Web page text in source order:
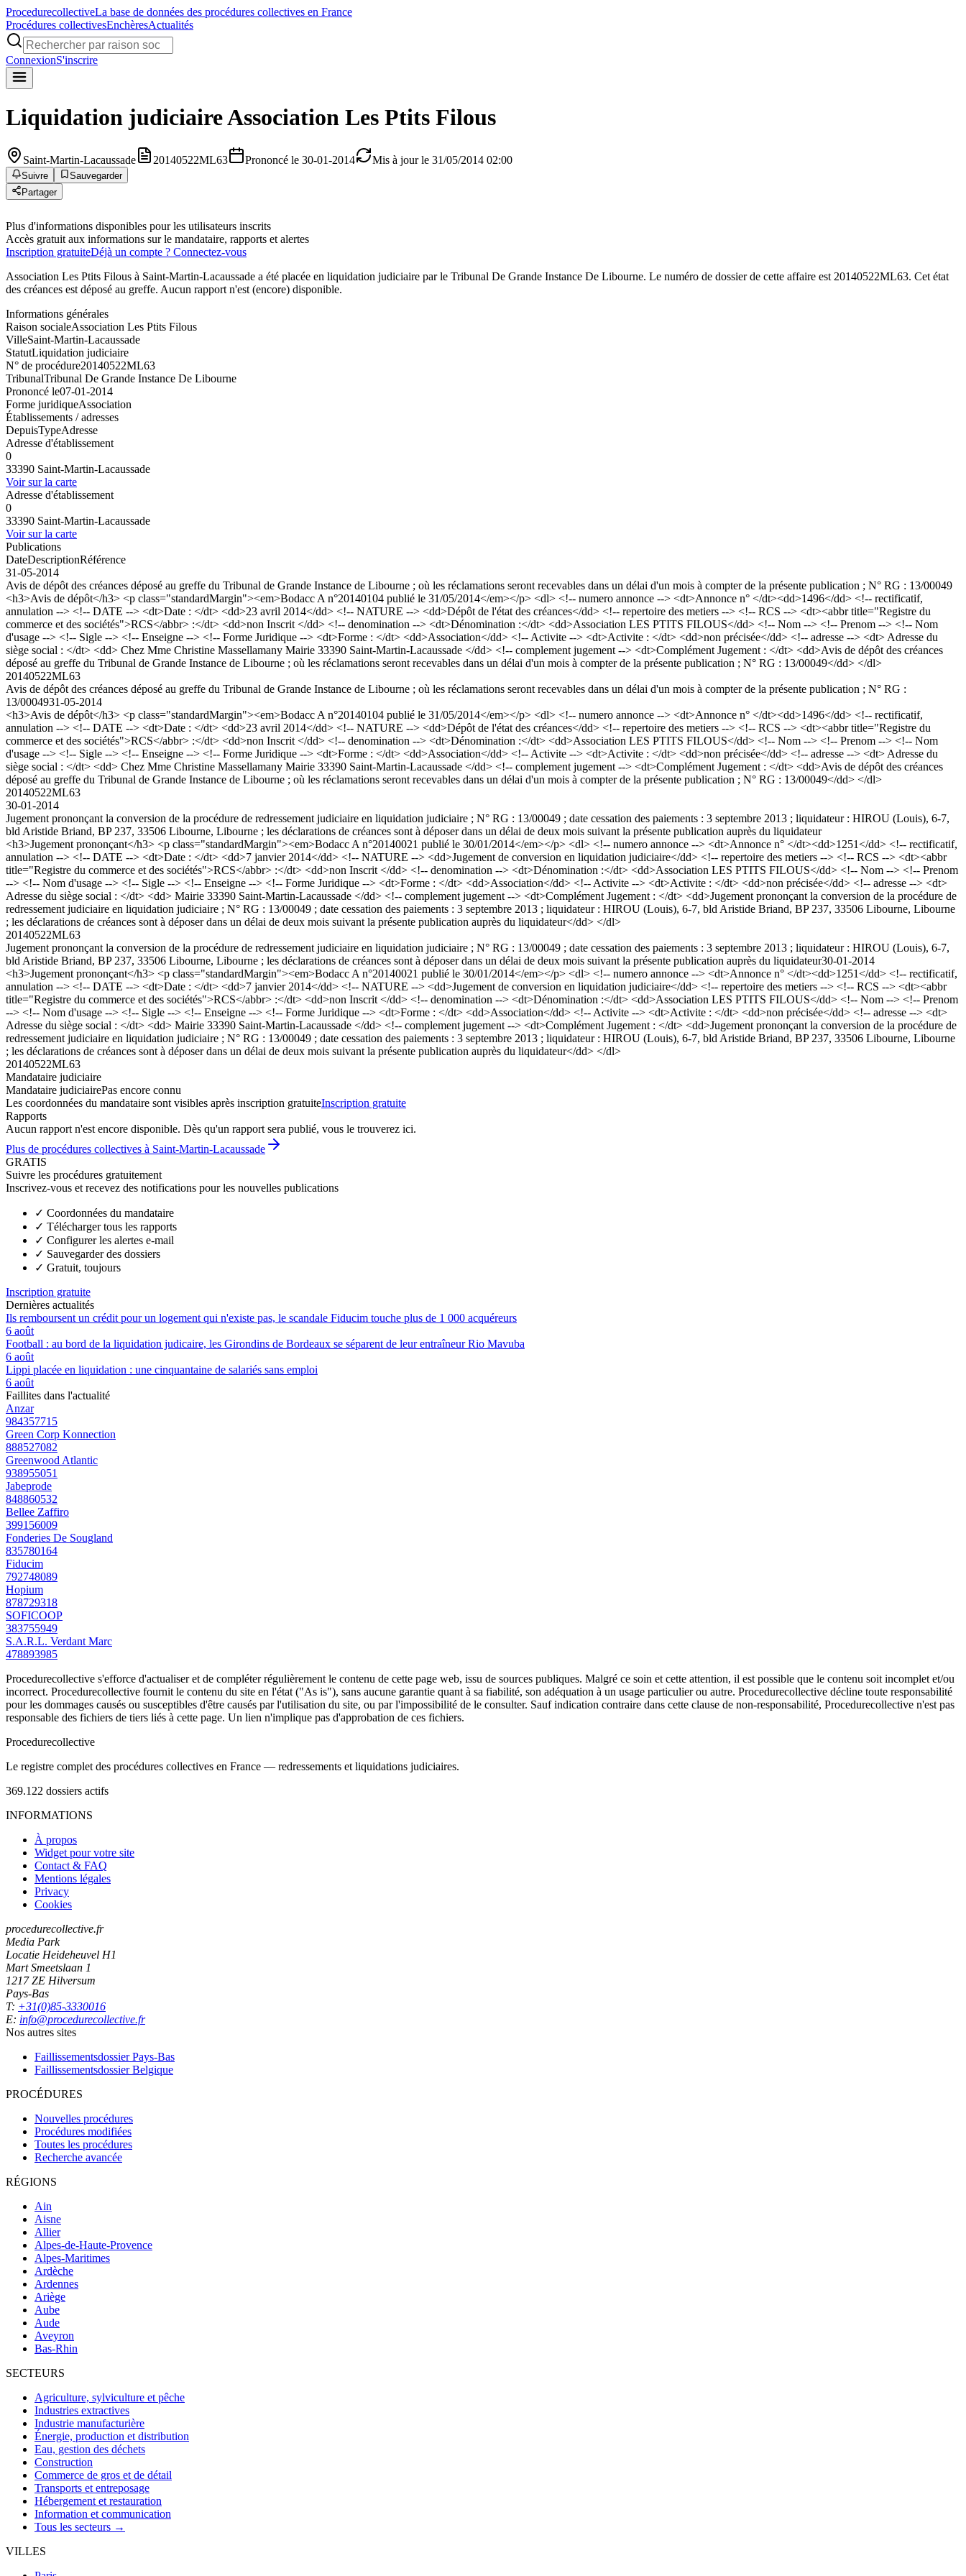
ProcedurecollectiveLa base de données des procédures collectives en France
Procédures collectivesEnchèresActualités
ConnexionS'inscrire
Liquidation judiciaireAssociation Les Ptits Filous
Saint-Martin-Lacaussade 20140522ML63 Prononcé le 30-01-2014 Mis à jour le 31/05/2014 02:00
Suivre
Sauvegarder
Partager
Plus d'informations disponibles pour les utilisateurs inscrits
Accès gratuit aux informations sur le mandataire, rapports et alertes
Inscription gratuiteDéjà un compte ? Connectez-vous
Association Les Ptits Filous à Saint-Martin-Lacaussade a été placée en liquidation judiciaire par le Tribunal De Grande Instance De Libourne. Le numéro de dossier de cette affaire est 20140522ML63. Cet état
des créances est déposé au greffe. Aucun rapport n'est (encore) disponible.
Informations générales
Raison socialeAssociation Les Ptits Filous
VilleSaint-Martin-Lacaussade
StatutLiquidation judiciaire
N° de procédure20140522ML63
TribunalTribunal De Grande Instance De Libourne
Prononcé le07-01-2014
Forme juridiqueAssociation
Établissements / adresses
DepuisTypeAdresse
Adresse d'établissement
0
33390 Saint-Martin-Lacaussade
Voir sur la carte
Adresse d'établissement
0
33390 Saint-Martin-Lacaussade
Voir sur la carte
Publications
DateDescriptionRéférence
31-05-2014
Avis de dépôt des créances déposé au greffe du Tribunal de Grande Instance de Libourne ; où les réclamations seront recevables dans un délai d'un mois à compter de la présente publication ; N° RG : 13/00049
<h3>Avis de dépôt</h3> <p class="standardMargin"><em>Bodacc A n°20140104 publié le 31/05/2014</em></p> <dl> <!-- numero annonce --> <dt>Annonce n° </dt><dd>1496</dd> <!-- rectificatif,
annulation --> <!-- DATE --> <dt>Date : </dt> <dd>23 avril 2014</dd> <!-- NATURE --> <dd>Dépôt de l'état des créances</dd> <!-- repertoire des metiers --> <!-- RCS --> <dt><abbr title="Registre du
commerce et des sociétés">RCS</abbr> :</dt> <dd>non Inscrit </dd> <!-- denomination --> <dt>Dénomination :</dt> <dd>Association LES PTITS FILOUS</dd> <!-- Nom --> <!-- Prenom --> <!-- Nom
d'usage --> <!-- Sigle --> <!-- Enseigne --> <!-- Forme Juridique --> <dt>Forme : </dt> <dd>Association</dd> <!-- Activite --> <dt>Activite : </dt> <dd>non précisée</dd> <!-- adresse --> <dt> Adresse du
siège social : </dt> <dd> Chez Mme Christine Massellamany Mairie 33390 Saint-Martin-Lacaussade </dd> <!-- complement jugement --> <dt>Complément Jugement : </dt> <dd>Avis de dépôt des créances
déposé au greffe du Tribunal de Grande Instance de Libourne ; où les réclamations seront recevables dans un délai d'un mois à compter de la présente publication ; N° RG : 13/00049</dd> </dl>
20140522ML63
Avis de dépôt des créances déposé au greffe du Tribunal de Grande Instance de Libourne ; où les réclamations seront recevables dans un délai d'un mois à compter de la présente publication ; N° RG :
13/0004931-05-2014
<h3>Avis de dépôt</h3> <p class="standardMargin"><em>Bodacc A n°20140104 publié le 31/05/2014</em></p> <dl> <!-- numero annonce --> <dt>Annonce n° </dt><dd>1496</dd> <!-- rectificatif,
annulation --> <!-- DATE --> <dt>Date : </dt> <dd>23 avril 2014</dd> <!-- NATURE --> <dd>Dépôt de l'état des créances</dd> <!-- repertoire des metiers --> <!-- RCS --> <dt><abbr title="Registre du
commerce et des sociétés">RCS</abbr> :</dt> <dd>non Inscrit </dd> <!-- denomination --> <dt>Dénomination :</dt> <dd>Association LES PTITS FILOUS</dd> <!-- Nom --> <!-- Prenom --> <!-- Nom
d'usage --> <!-- Sigle --> <!-- Enseigne --> <!-- Forme Juridique --> <dt>Forme : </dt> <dd>Association</dd> <!-- Activite --> <dt>Activite : </dt> <dd>non précisée</dd> <!-- adresse --> <dt> Adresse du
siège social : </dt> <dd> Chez Mme Christine Massellamany Mairie 33390 Saint-Martin-Lacaussade </dd> <!-- complement jugement --> <dt>Complément Jugement : </dt> <dd>Avis de dépôt des créances
déposé au greffe du Tribunal de Grande Instance de Libourne ; où les réclamations seront recevables dans un délai d'un mois à compter de la présente publication ; N° RG : 13/00049</dd> </dl>
20140522ML63
30-01-2014
Jugement prononçant la conversion de la procédure de redressement judiciaire en liquidation judiciaire ; N° RG : 13/00049 ; date cessation des paiements : 3 septembre 2013 ; liquidateur : HIROU (Louis), 6-7,
bld Aristide Briand, BP 237, 33506 Libourne, Libourne ; les déclarations de créances sont à déposer dans un délai de deux mois suivant la présente publication auprès du liquidateur
<h3>Jugement prononçant</h3> <p class="standardMargin"><em>Bodacc A n°20140021 publié le 30/01/2014</em></p> <dl> <!-- numero annonce --> <dt>Annonce n° </dt><dd>1251</dd> <!-- rectificatif,
annulation --> <!-- DATE --> <dt>Date : </dt> <dd>7 janvier 2014</dd> <!-- NATURE --> <dd>Jugement de conversion en liquidation judiciaire</dd> <!-- repertoire des metiers --> <!-- RCS --> <dt><abbr
title="Registre du commerce et des sociétés">RCS</abbr> :</dt> <dd>non Inscrit </dd> <!-- denomination --> <dt>Dénomination :</dt> <dd>Association LES PTITS FILOUS</dd> <!-- Nom --> <!-- Prenom
--> <!-- Nom d'usage --> <!-- Sigle --> <!-- Enseigne --> <!-- Forme Juridique --> <dt>Forme : </dt> <dd>Association</dd> <!-- Activite --> <dt>Activite : </dt> <dd>non précisée</dd> <!-- adresse --> <dt>
Adresse du siège social : </dt> <dd> Mairie 33390 Saint-Martin-Lacaussade </dd> <!-- complement jugement --> <dt>Complément Jugement : </dt> <dd>Jugement prononçant la conversion de la procédure de
redressement judiciaire en liquidation judiciaire ; N° RG : 13/00049 ; date cessation des paiements : 3 septembre 2013 ; liquidateur : HIROU (Louis), 6-7, bld Aristide Briand, BP 237, 33506 Libourne, Libourne
; les déclarations de créances sont à déposer dans un délai de deux mois suivant la présente publication auprès du liquidateur</dd> </dl>
20140522ML63
Jugement prononçant la conversion de la procédure de redressement judiciaire en liquidation judiciaire ; N° RG : 13/00049 ; date cessation des paiements : 3 septembre 2013 ; liquidateur : HIROU (Louis), 6-7,
bld Aristide Briand, BP 237, 33506 Libourne, Libourne ; les déclarations de créances sont à déposer dans un délai de deux mois suivant la présente publication auprès du liquidateur30-01-2014
<h3>Jugement prononçant</h3> <p class="standardMargin"><em>Bodacc A n°20140021 publié le 30/01/2014</em></p> <dl> <!-- numero annonce --> <dt>Annonce n° </dt><dd>1251</dd> <!-- rectificatif,
annulation --> <!-- DATE --> <dt>Date : </dt> <dd>7 janvier 2014</dd> <!-- NATURE --> <dd>Jugement de conversion en liquidation judiciaire</dd> <!-- repertoire des metiers --> <!-- RCS --> <dt><abbr
title="Registre du commerce et des sociétés">RCS</abbr> :</dt> <dd>non Inscrit </dd> <!-- denomination --> <dt>Dénomination :</dt> <dd>Association LES PTITS FILOUS</dd> <!-- Nom --> <!-- Prenom
--> <!-- Nom d'usage --> <!-- Sigle --> <!-- Enseigne --> <!-- Forme Juridique --> <dt>Forme : </dt> <dd>Association</dd> <!-- Activite --> <dt>Activite : </dt> <dd>non précisée</dd> <!-- adresse --> <dt>
Adresse du siège social : </dt> <dd> Mairie 33390 Saint-Martin-Lacaussade </dd> <!-- complement jugement --> <dt>Complément Jugement : </dt> <dd>Jugement prononçant la conversion de la procédure de
redressement judiciaire en liquidation judiciaire ; N° RG : 13/00049 ; date cessation des paiements : 3 septembre 2013 ; liquidateur : HIROU (Louis), 6-7, bld Aristide Briand, BP 237, 33506 Libourne, Libourne
; les déclarations de créances sont à déposer dans un délai de deux mois suivant la présente publication auprès du liquidateur</dd> </dl>
20140522ML63
Mandataire judiciaire
Mandataire judiciairePas encore connu
Les coordonnées du mandataire sont visibles après inscription gratuiteInscription gratuite
Rapports
Aucun rapport n'est encore disponible. Dès qu'un rapport sera publié, vous le trouverez ici.
Plus de procédures collectives à Saint-Martin-Lacaussade
GRATIS
Suivre les procédures gratuitement
Inscrivez-vous et recevez des notifications pour les nouvelles publications
✓ Coordonnées du mandataire
✓ Télécharger tous les rapports
✓ Configurer les alertes e-mail
✓ Sauvegarder des dossiers
✓ Gratuit, toujours
Inscription gratuite
Dernières actualités
Ils remboursent un crédit pour un logement qui n'existe pas, le scandale Fiducim touche plus de 1 000 acquéreurs
6 août
Football : au bord de la liquidation judicaire, les Girondins de Bordeaux se séparent de leur entraîneur Rio Mavuba
6 août
Lippi placée en liquidation : une cinquantaine de salariés sans emploi
6 août
Faillites dans l'actualité
Anzar
984357715
Green Corp Konnection
888527082
Greenwood Atlantic
938955051
Jabeprode
848860532
Bellee Zaffiro
399156009
Fonderies De Sougland
835780164
Fiducim
792748089
Hopium
878729318
SOFICOOP
383755949
S.A.R.L. Verdant Marc
478893985
Procedurecollective s'efforce d'actualiser et de compléter régulièrement le contenu de cette page web, issu de sources publiques. Malgré ce soin et cette attention, il est possible que le contenu soit incomplet et/ou
incorrect. Procedurecollective fournit le contenu du site en l'état ("As is"), sans aucune garantie quant à sa fiabilité, son adéquation à un usage particulier ou autre. Procedurecollective décline toute responsabilité
pour les dommages causés ou susceptibles d'être causés par l'utilisation du site, ou par l'impossibilité de le consulter. Sauf indication contraire dans cette clause de non-responsabilité, Procedurecollective n'est pas
responsable des fichiers de tiers liés à cette page. Un lien n'implique pas d'approbation de ces fichiers.
Procedurecollective
Le registre complet des procédures collectives en France — redressements et liquidations judiciaires.
369.122 dossiers actifs
INFORMATIONS
À propos
Widget pour votre site
Contact & FAQ
Mentions légales
Privacy
Cookies
procedurecollective.fr
Media Park
Locatie Heideheuvel H1
Mart Smeetslaan 1
1217 ZE Hilversum
Pays-Bas
T: +31(0)85-3330016
E: info@procedurecollective.fr
Nos autres sites
Faillissementsdossier Pays-Bas
Faillissementsdossier Belgique
PROCÉDURES
Nouvelles procédures
Procédures modifiées
Toutes les procédures
Recherche avancée
RÉGIONS
Ain
Aisne
Allier
Alpes-de-Haute-Provence
Alpes-Maritimes
Ardèche
Ardennes
Ariège
Aube
Aude
Aveyron
Bas-Rhin
SECTEURS
Agriculture, sylviculture et pêche
Industries extractives
Industrie manufacturière
Énergie, production et distribution
Eau, gestion des déchets
Construction
Commerce de gros et de détail
Transports et entreposage
Hébergement et restauration
Information et communication
Tous les secteurs →
VILLES